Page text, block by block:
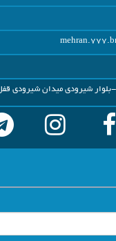
شیرودی میدان شیرودی